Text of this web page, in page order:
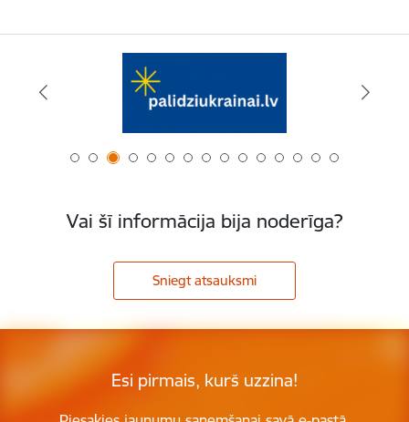
Vai šī informācija bija noderīga?
Sniegt atsauksmi
Esi pirmais, kurš uzzina!